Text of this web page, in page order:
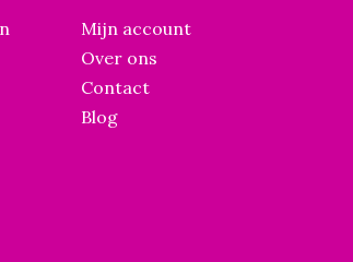
Mijn account
Over ons
Contact
Blog